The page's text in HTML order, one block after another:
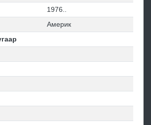
1976..
Америк